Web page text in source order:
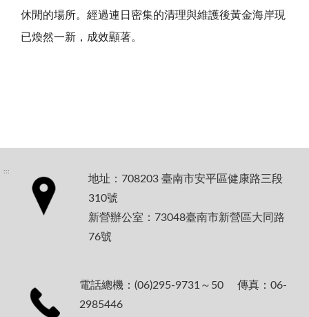
休閒的場所。經過連日密集的清理與維護後黃金海岸現
已煥然一新，成效顯著。
:::
地址：708203 臺南市安平區健康路三段
310號
新營辦公室：73048臺南市新營區大同路
76號
電話總機：(06)295-9731～50 傳真：06-
2985446